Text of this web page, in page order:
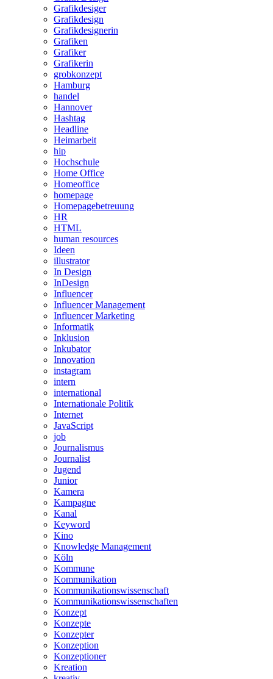
Grafikdesiger
Grafikdesign
Grafikdesignerin
Grafiken
Grafiker
Grafikerin
grobkonzept
Hamburg
handel
Hannover
Hashtag
Headline
Heimarbeit
hip
Hochschule
Home Office
Homeoffice
homepage
Homepagebetreuung
HR
HTML
human resources
Ideen
illustrator
In Design
InDesign
Influencer
Influencer Management
Influencer Marketing
Informatik
Inklusion
Inkubator
Innovation
instagram
intern
international
Internationale Politik
Internet
JavaScript
job
Journalismus
Journalist
Jugend
Junior
Kamera
Kampagne
Kanal
Keyword
Kino
Knowledge Management
Köln
Kommune
Kommunikation
Kommunikationswissenschaft
Kommunikationswissenschaften
Konzept
Konzepte
Konzepter
Konzeption
Konzeptioner
Kreation